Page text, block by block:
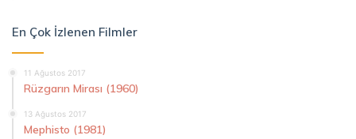
En Çok İzlenen Filmler
11 Ağustos 2017
Rüzgarın Mirası (1960)
13 Ağustos 2017
Mephisto (1981)